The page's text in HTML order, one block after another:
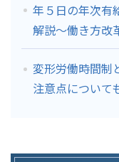
年５日の年次有
解説～働き方改
変形労働時間制
注意点について